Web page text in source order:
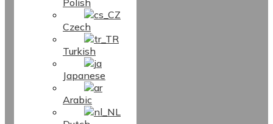
Polish
Czech
Turkish
Japanese
Arabic